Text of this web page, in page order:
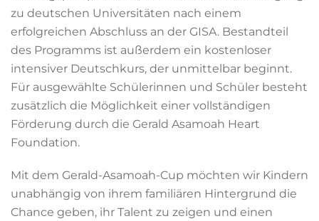
zu deutschen Universitäten nach einem
erfolgreichen Abschluss an der GISA. Bestandteil
des Programms ist außerdem ein kostenloser
intensiver Deutschkurs, der unmittelbar beginnt.
Für ausgewählte Schülerinnen und Schüler besteht
zusätzlich die Möglichkeit einer vollständigen
Förderung durch die Gerald Asamoah Heart
Foundation.
Mit dem Gerald-Asamoah-Cup möchten wir Kindern
unabhängig von ihrem familiären Hintergrund die
Chance geben, ihr Talent zu zeigen und einen